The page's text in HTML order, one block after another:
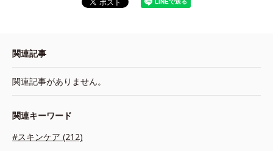
関連記事
関連記事がありません。
関連キーワード
#スキンケア (212)